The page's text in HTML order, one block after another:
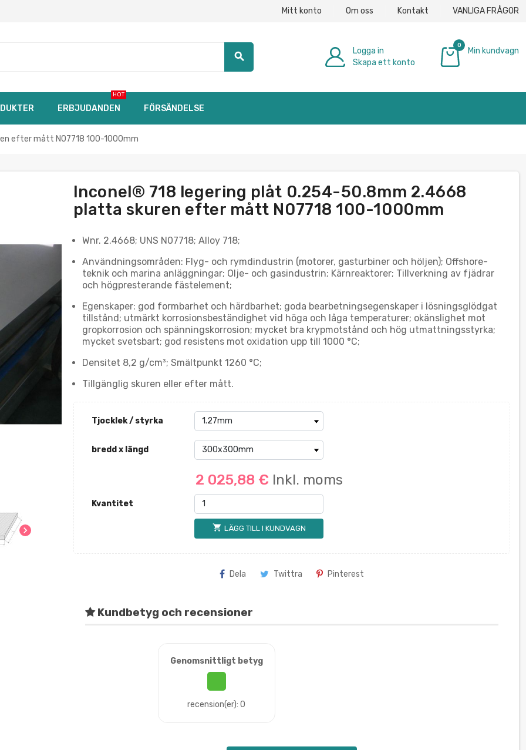
Mitt konto Om oss Kontakt VANLIGA FRÅGOR
search
Logga in
Skapa ett konto
0
Min kundvagn
ERBJUDANDEN
HOT
FÖRSÄNDELSE
efter mått N07718 100-1000mm
chevron_right
Inconel® 718 legering plåt 0.254-50.8mm 2.4668
platta skuren efter mått N07718 100-1000mm
Wnr. 2.4668; UNS N07718; Alloy 718;
Användningsområden: Flyg- och rymdindustrin (motorer, gasturbiner och höljen); Offshore-
teknik och marina anläggningar; Olje- och gasindustrin; Kärnreaktorer; Tillverkning av fjädrar
och högpresterande fästelement;
Egenskaper: god formbarhet och härdbarhet; goda bearbetningsegenskaper i lösningsglödgat
tillstånd; utmärkt korrosionsbeständighet vid höga och låga temperaturer; okänslighet mot
gropkorrosion och spänningskorrosion; mycket bra krypmotstånd och hög utmattningsstyrka;
mycket svetsbart; god resistens mot oxidation upp till 1000 °C;
Densitet 8,2 g/cm³; Smältpunkt 1260 °C;
Tillgänglig skuren eller efter mått.
Tjocklek / styrka
bredd x längd
2 025,88 € Inkl. moms
Kvantitet
shopping_cart LÄGG TILL I KUNDVAGN
Dela Twittra Pinterest
Kundbetyg och recensioner
Genomsnittligt betyg
recension(er): 0